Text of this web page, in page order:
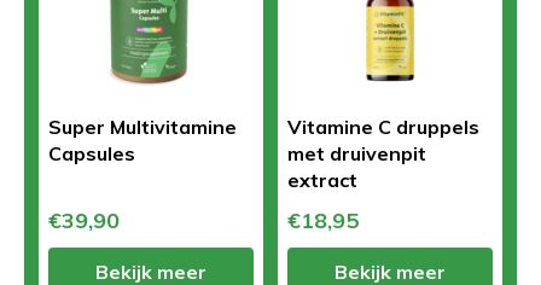
Super Multivitamine
Capsules
€39,90
Bekijk meer
Vitamine C druppels
met druivenpit
extract
€18,95
Bekijk meer